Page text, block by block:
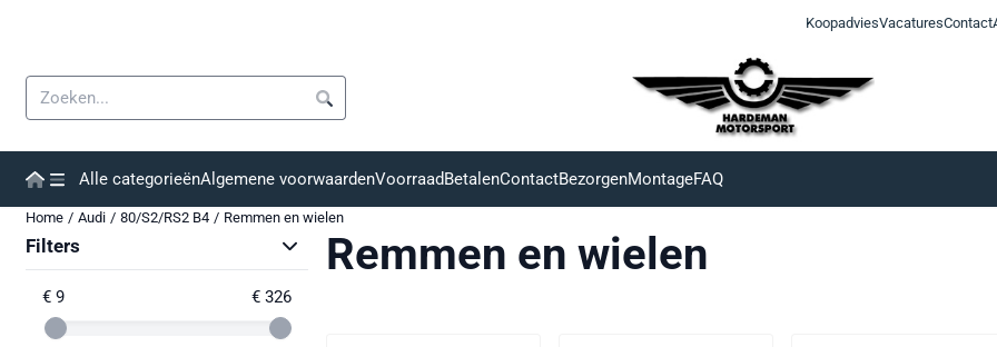
KoopadviesVacaturesContact
Zoeken
Alle categorieënAlgemene voorwaardenVoorraadBetalenContactBezorgenMontageFAQ
Home / Audi / 80/S2/RS2 B4 / Remmen en wielen
Filters
€ 9 € 326
Remmen en wielen